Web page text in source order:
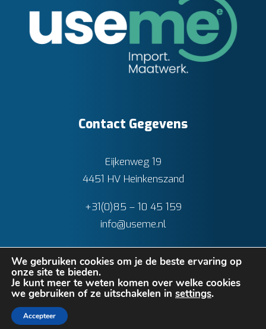
Contact Gegevens
Eijkenweg 19
4451 HV Heinkenszand
+31(0)85 – 10 45 159
info@useme.nl
Privacy verklaring
We gebruiken cookies om je de beste ervaring op
onze site te bieden.
Je kunt meer te weten komen over welke cookies
we gebruiken of ze uitschakelen in settings.
Accepteer